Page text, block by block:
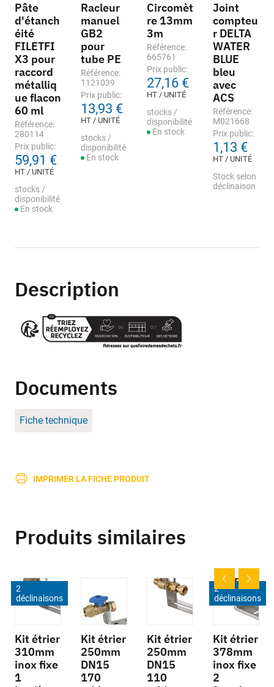
Pâte
d'étanch
éité
FILETFI
X3 pour
raccord
métalliq
ue flacon
60 ml
Référence:
280114
Prix public:
59,91 €
HT / UNITÉ
stocks /
disponibilité
En stock
Racleur
manuel
GB2
pour
tube PE
Référence:
1121039
Prix public:
13,93 €
HT / UNITÉ
stocks /
disponibilité
En stock
Circomèt
re 13mm
3m
Référence:
665761
Prix public:
27,16 €
HT / UNITÉ
stocks /
disponibilité
En stock
Joint
compteu
r DELTA
WATER
BLUE
bleu
avec
ACS
Référence:
M021668
Prix public:
1,13 €
HT / UNITÉ
Stock selon
déclinaison
Description
Documents
Fiche technique
IMPRIMER LA FICHE PRODUIT
Produits similaires
2
déclinaisons
Kit étrier
310mm
inox fixe
1
Kit étrier
250mm
DN15
170
Kit étrier
250mm
DN15
110
2
déclinaisons
Kit étrier
378mm
inox fixe
2